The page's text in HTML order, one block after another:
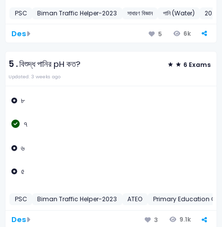
PSC Biman Traffic Helper-2023 সাধারণ বিজ্ঞান পানি (Water) 2023
Des 5 6k
5 .বিশুদ্ধ পানির pH কত? 6 Exams
Updated: 3 weeks ago
৮
৭
৬
৫
PSC Biman Traffic Helper-2023 ATEO Primary Education
Des 3 9.1k